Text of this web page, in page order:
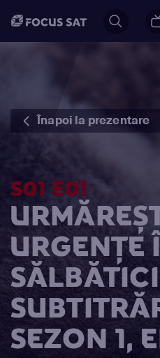
Înapoi la prezentare
S01 E01
URGENȚE
SEZON 1,